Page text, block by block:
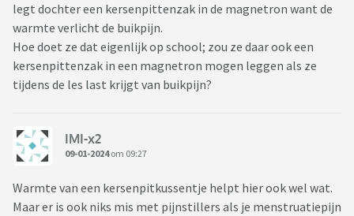
legt dochter een kersenpittenzak in de magnetron want de
warmte verlicht de buikpijn.
Hoe doet ze dat eigenlijk op school; zou ze daar ook een
kersenpittenzak in een magnetron mogen leggen als ze
tijdens de les last krijgt van buikpijn?
IMI-x2
09-01-2024om 09:27
Warmte van een kersenpitkussentje helpt hier ook wel wat.
Maar er is ook niks mis met pijnstillers als je menstruatiepijn